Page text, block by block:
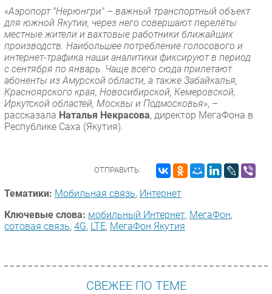
Каталог компаний
«Аэропорт "Нерюнгри" – важный транспортный объект
для южной Якутии, через него совершают перелёты
местные жители и вахтовые работники ближайших
производств. Наибольшее потребление голосового и
интернет-трафика наши аналитики фиксируют в период
с сентября по январь. Чаще всего сюда прилетают
абоненты из Амурской области, а также Забайкалья,
Красноярского края, Новосибирской, Кемеровской,
Иркутской областей, Москвы и Подмосковья», –
рассказала Наталья Некрасова, директор МегаФона в
Республике Саха (Якутия).
ОТПРАВИТЬ:
Тематики: Мобильная связь, Интернет
Ключевые слова: мобильный Интернет, МегаФон,
сотовая связь, 4G, LTE, МегаФон Якутия
СВЕЖЕЕ ПО ТЕМЕ